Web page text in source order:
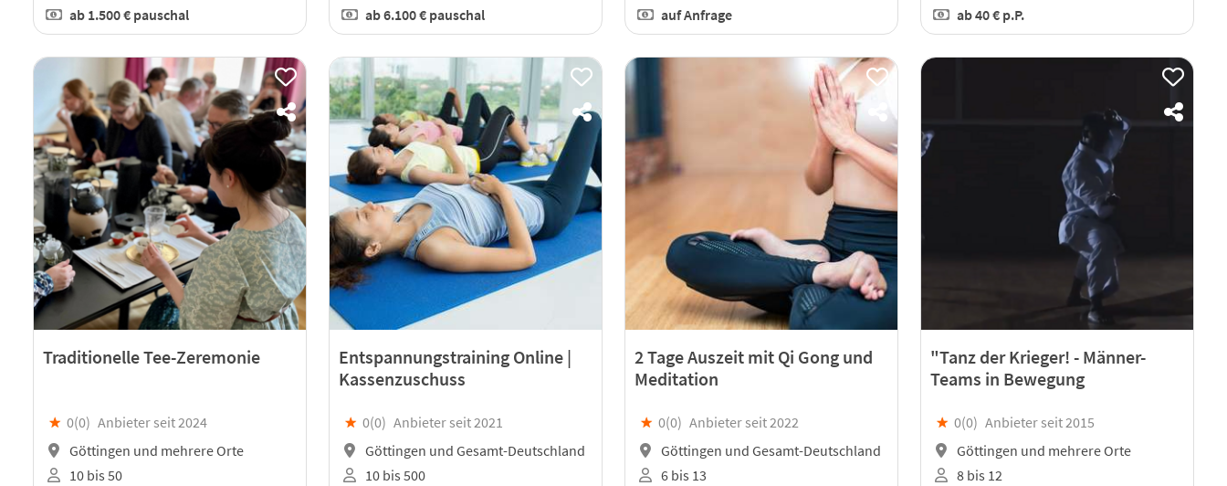
ab 1.500 € pauschal
ab6.100 € pauschal
auf Anfrage
ab40 € p.P.
Traditionelle Tee-Zeremonie
★ 0(0) Anbieter seit 2024
Göttingen und mehrere Orte
10 bis 50
Entspannungstraining Online |
Kassenzuschuss
★ 0(0) Anbieter seit 2021
Göttingen und Gesamt-Deutschland
10 bis 500
2 Tage Auszeit mit Qi Gong und
Meditation
★ 0(0) Anbieter seit 2022
Göttingen und Gesamt-Deutschland
6 bis 13
"Tanz der Krieger! - Männer-
Teams in Bewegung
★ 0(0) Anbieter seit 2015
Göttingen und mehrere Orte
8 bis 12